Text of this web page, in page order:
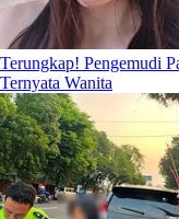
Terungkap! Pengemudi
Ternyata Wanita